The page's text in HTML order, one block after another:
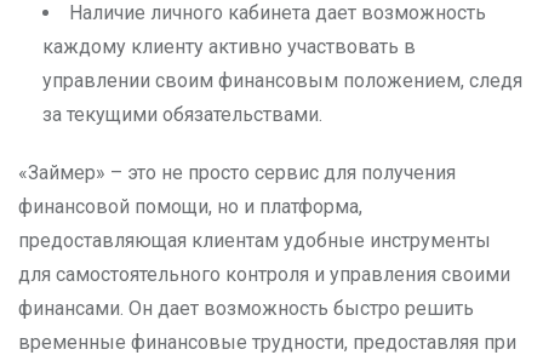
Наличие личного кабинета дает возможность
каждому клиенту активно участвовать в
управлении своим финансовым положением, следя
за текущими обязательствами.
«Займер» – это не просто сервис для получения
финансовой помощи, но и платформа,
предоставляющая клиентам удобные инструменты
для самостоятельного контроля и управления своими
финансами. Он дает возможность быстро решить
временные финансовые трудности, предоставляя при